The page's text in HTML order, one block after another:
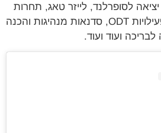
לסופרלנד, לייזר טאג, תחרות
אפייה, יציאה לספארי, פעילויות ODT, סדנאות מנהיגות והכנה
ועוד ועוד.